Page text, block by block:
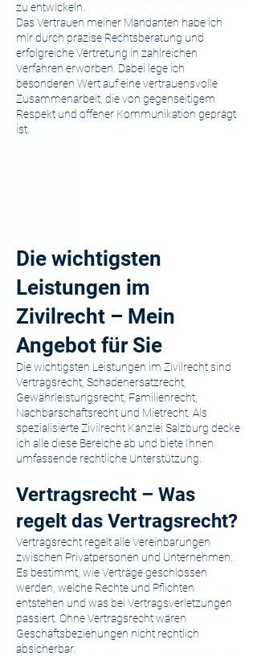
zu entwickeln.
Das Vertrauen meiner Mandanten habe ich
mir durch präzise Rechtsberatung und
erfolgreiche Vertretung in zahlreichen
Verfahren erworben. Dabei lege ich
besonderen Wert auf eine vertrauensvolle
Zusammenarbeit, die von gegenseitigem
Respekt und offener Kommunikation geprägt
ist.
Die wichtigsten
Leistungen im
Zivilrecht – Mein
Angebot für Sie
Die wichtigsten Leistungen im Zivilrecht sind
Vertragsrecht, Schadenersatzrecht,
Gewährleistungsrecht, Familienrecht,
Nachbarschaftsrecht und Mietrecht. Als
spezialisierte Zivilrecht Kanzlei Salzburg decke
ich alle diese Bereiche ab und biete Ihnen
umfassende rechtliche Unterstützung.
Vertragsrecht – Was
regelt das Vertragsrecht?
Vertragsrecht regelt alle Vereinbarungen
zwischen Privatpersonen und Unternehmen.
Es bestimmt, wie Verträge geschlossen
werden, welche Rechte und Pflichten
entstehen und was bei Vertragsverletzungen
passiert. Ohne Vertragsrecht wären
Geschäftsbeziehungen nicht rechtlich
absicherbar.